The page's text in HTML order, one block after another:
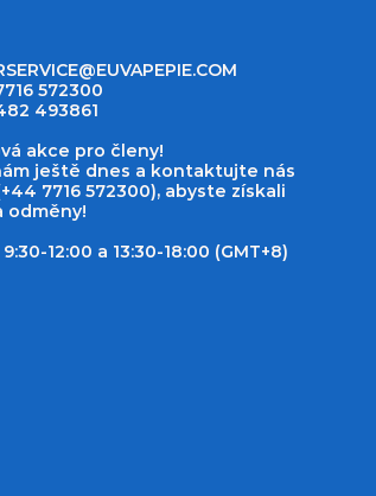
572300
493861
akce pro členy!
ještě dnes a kontaktujte nás
7716 572300), abyste získali
odměny!
12:00 a 13:30-18:00 (GMT+8)